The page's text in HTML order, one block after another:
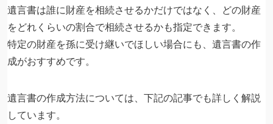
遺言書は誰に財産を相続させるかだけではなく、どの財産
をどれくらいの割合で相続させるかも指定できます。
特定の財産を孫に受け継いでほしい場合にも、遺言書の作
成がおすすめです。
遺言書の作成方法については、下記の記事でも詳しく解説
しています。